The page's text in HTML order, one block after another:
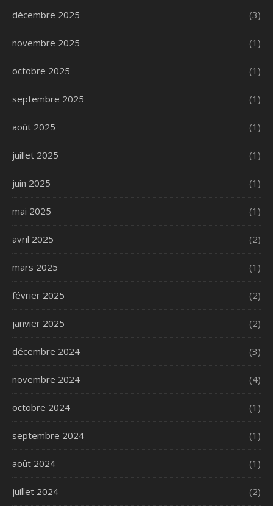
décembre 2025 (3)
novembre 2025 (1)
octobre 2025 (1)
septembre 2025 (1)
août 2025 (1)
juillet 2025 (1)
juin 2025 (1)
mai 2025 (1)
avril 2025 (2)
mars 2025 (1)
février 2025 (2)
janvier 2025 (2)
décembre 2024 (3)
novembre 2024 (4)
octobre 2024 (1)
septembre 2024 (1)
août 2024 (1)
juillet 2024 (2)